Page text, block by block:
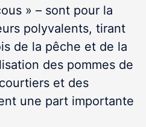
» – sont pour la
polyvalents, tirant
de la pêche et de la
des pommes de
et des
une part importante